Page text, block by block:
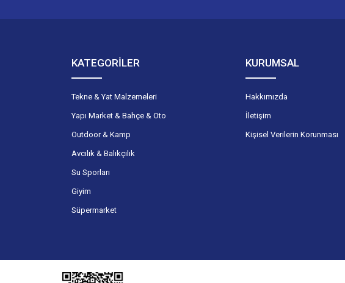
KATEGORİLER
Tekne & Yat Malzemeleri
Yapı Market & Bahçe & Oto
Outdoor & Kamp
Avcılık & Balıkçılık
Su Sporları
Giyim
Süpermarket
KURUMSAL
Hakkımızda
İletişim
Kişisel Verilerin Korunması